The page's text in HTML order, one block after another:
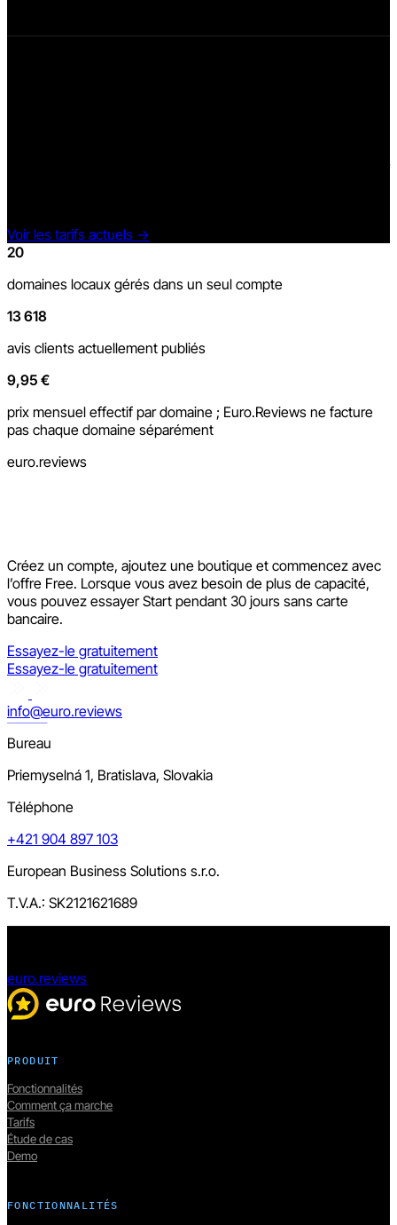
Voir les tarifs actuels →
20
domaines locaux gérés dans un seul compte
13 618
avis clients actuellement publiés
9,95 €
prix mensuel effectif par domaine ; Euro.Reviews ne facture
pas chaque domaine séparément
euro.reviews
Créez un compte, ajoutez une boutique et commencez avec
l’offre Free. Lorsque vous avez besoin de plus de capacité,
vous pouvez essayer Start pendant 30 jours sans carte
bancaire.
Essayez-le gratuitement
Essayez-le gratuitement
info@euro.reviews
Bureau
Priemyselná 1, Bratislava, Slovakia
Téléphone
+421 904 897 103
European Business Solutions s.r.o.
T.V.A.: SK2121621689
euro.reviews
PRODUIT
Fonctionnalités
Comment ça marche
Tarifs
Étude de cas
Demo
FONCTIONNALITÉS